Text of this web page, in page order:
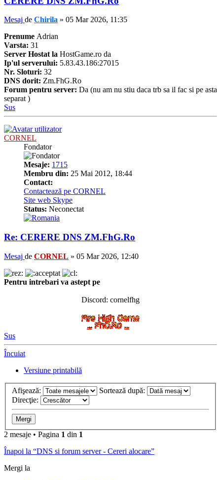
Mesaj de Chirila » 05 Mar 2026, 11:35
Prenume Adrian
Varsta: 31
Server Hostat la HostGame.ro da
Ip'ul serverului: 5.83.43.186:27015
Nr. Sloturi: 32
DNS dorit: Zm.FhG.Ro
Forum pentru server: Da (nu am nu stiu daca trb sa il fac si pe asta
separat )
Sus
CORNEL
Fondator
Mesaje: 1715
Membru din: 25 Mai 2012, 18:44
Contact:
Contactează pe CORNEL
Site web Skype
Status: Neconectat
Re: CERERE DNS ZM.FhG.Ro
Mesaj de CORNEL » 05 Mar 2026, 12:40
Pentru intrebari va astept pe
Discord: cornelfhg
Sus
Încuiat
Versiune printabilă
Afişează:
Sortează după:
Direcţie:
2 mesaje • Pagina 1 din 1
Înapoi la “DNS si forum server - Cereri alocare”
Mergi la